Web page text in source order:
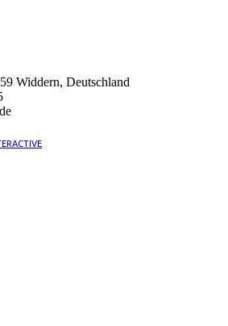
Widdern, Deutschland